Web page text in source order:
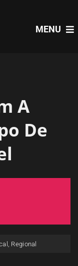
MENU
PROGRAMAS
NOTÍCIAS
A
De
Regional